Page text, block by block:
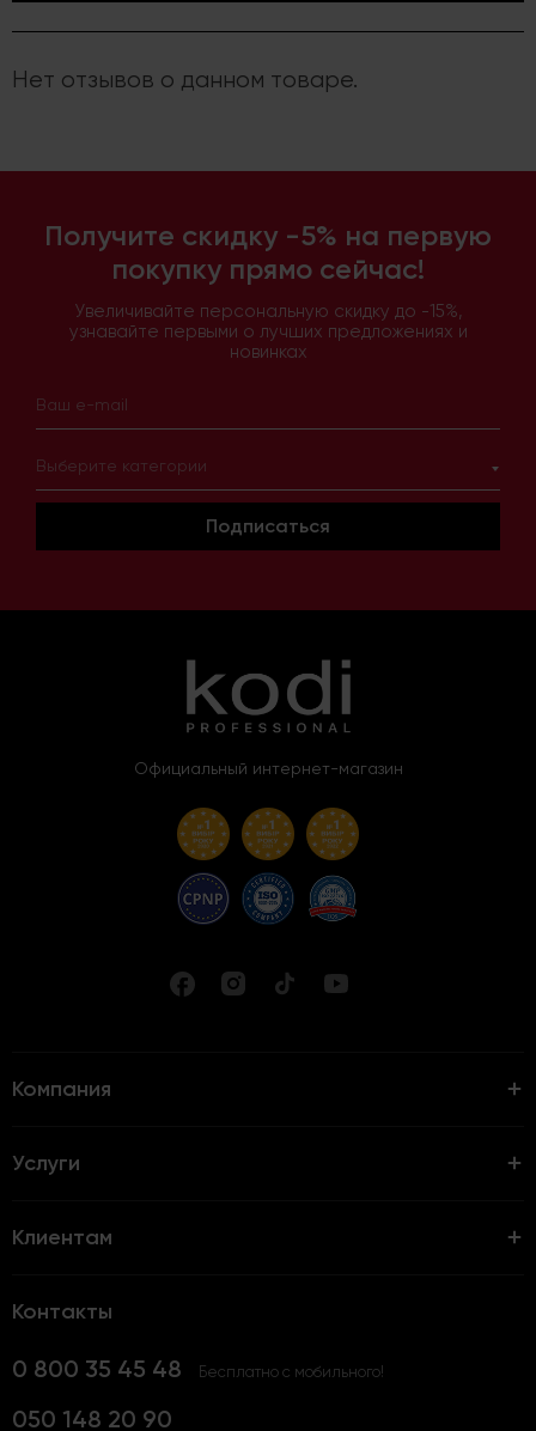
Нет отзывов о данном товаре.
Получите скидку -5% на первую
покупку прямо сейчас!
Увеличивайте персональную скидку до -15%,
узнавайте первыми о лучших предложениях и
новинках
Выберите категории
Подписаться
Официальный интернет-магазин
Компания
Услуги
Клиентам
Контакты
0 800 35 45 48 Бесплатно с мобильного!
050 148 20 90